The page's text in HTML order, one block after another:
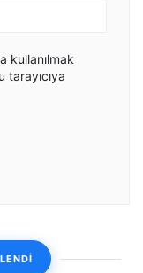
kullanılmak
tarayıcıya